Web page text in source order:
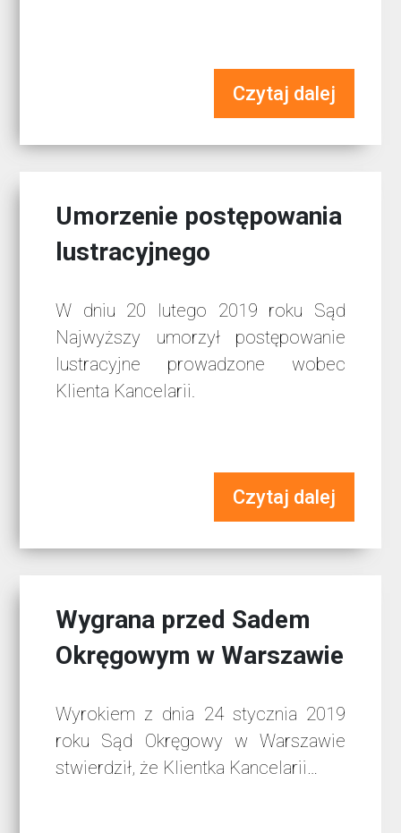
Czytaj dalej
Umorzenie postępowania
lustracyjnego
W dniu 20 lutego 2019 roku Sąd
Najwyższy umorzył postępowanie
lustracyjne prowadzone wobec
Klienta Kancelarii.
Czytaj dalej
Wygrana przed Sadem
Okręgowym w Warszawie
Wyrokiem z dnia 24 stycznia 2019
roku Sąd Okręgowy w Warszawie
stwierdził, że Klientka Kancelarii…